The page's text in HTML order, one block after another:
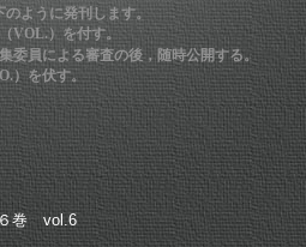
のように発刊します。
VOL.）を付す。
委員による審査の後，随時公開する。
）を伏す。
巻 vol.6